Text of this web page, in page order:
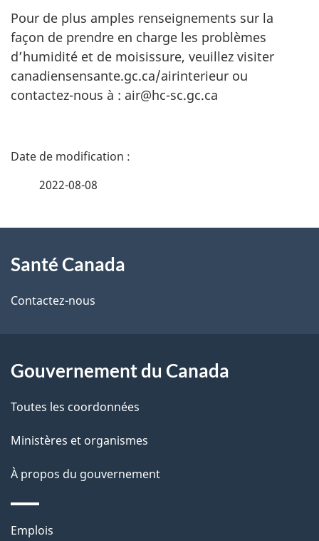
Pour de plus amples renseignements sur la
façon de prendre en charge les problèmes
d’humidité et de moisissure, veuillez visiter
canadiensensante.gc.ca/airinterieur ou
contactez-nous à : air@hc-sc.gc.ca
D
i
l
d
e
p
a
2022-08-08
propos
de
site
Santé Canada
Contactez-nous
Gouvernement du Canada
Toutes les coordonnées
Ministères et organismes
À propos du gouvernement
Thèmes
Emplois